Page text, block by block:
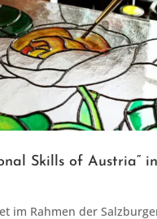
Skills of Austria“
im Rahmen der